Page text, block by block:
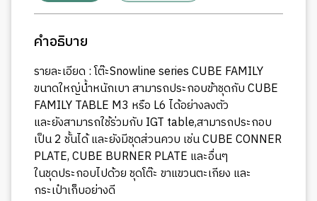
คำอธิบาย
รายละเอียด : โต๊ะSnowline series CUBE FAMILY
ขนาดใหญ่น้ำหนักเบา สามารถประกอบข้าชุดกับ CUBE
FAMILY TABLE M3 หรือ L6 ได้อย่างลงตัว
และยังสามารถใช้ร่วมกับ IGT table,สามารถประกอบ
เป็น 2 ชั้นได้ และยังมีชุดส่วนควบ เช่น CUBE CONNER
PLATE, CUBE BURNER PLATE และอื่นๆ
ในชุดประกอบไปด้วย ชุดโต๊ะ ขาแขวนตะเกียง และ
กระเป๋าเก็บอย่างดี